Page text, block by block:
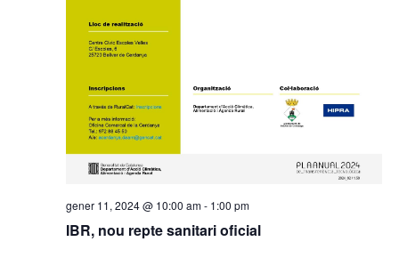
gener 11, 2024 @ 10:00 am- 1:00 pm
IBR, nou repte sanitari oficial